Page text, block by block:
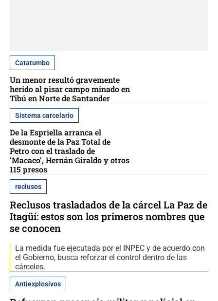
Catatumbo
Un menor resultó gravemente
herido al pisar campo minado en
Tibú en Norte de Santander
Sistema carcelario
De la Espriella arranca el
desmonte de la Paz Total de
Petro con el traslado de
‘Macaco’, Hernán Giraldo y otros
115 presos
reclusos
Reclusos trasladados de la cárcel La Paz de
Itagüí: estos son los primeros nombres que
se conocen
La medida fue ejecutada por el INPEC y de acuerdo con
el Gobierno, busca reforzar el control dentro de las
cárceles.
Antiexplosivos